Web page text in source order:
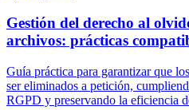
Gestión del derecho al
archivos: prácticas
Guía práctica para garantizar que
ser eliminados a petición,
RGPD y preservando la eficiencia